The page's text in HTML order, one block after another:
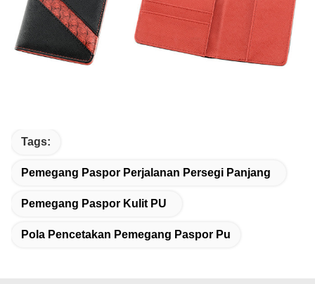
Tags:
Pemegang Paspor Perjalanan Persegi Panjang
Pemegang Paspor Kulit PU
Pola Pencetakan Pemegang Paspor Pu